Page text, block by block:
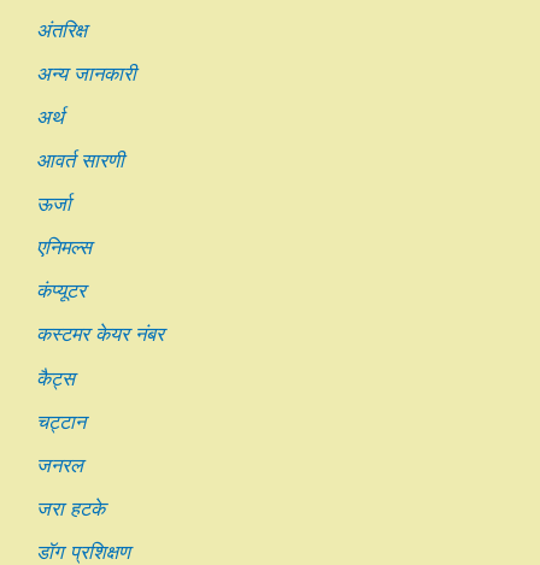
अंतरिक्ष
अन्य जानकारी
अर्थ
आवर्त सारणी
ऊर्जा
एनिमल्स
कंप्यूटर
कस्टमर केयर नंबर
कैट्स
चट्टान
जनरल
जरा हटके
डॉग प्रशिक्षण